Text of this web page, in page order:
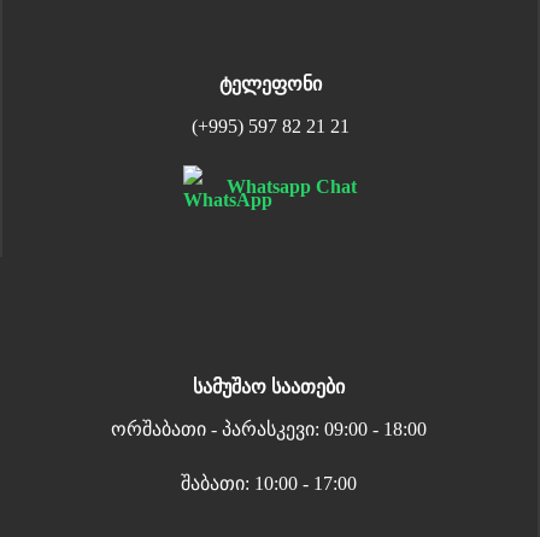
ტელეფონი
(+995) 597 82 21 21
Whatsapp Chat
სამუშაო საათები
ორშაბათი - პარასკევი: 09:00 - 18:00
შაბათი: 10:00 - 17:00